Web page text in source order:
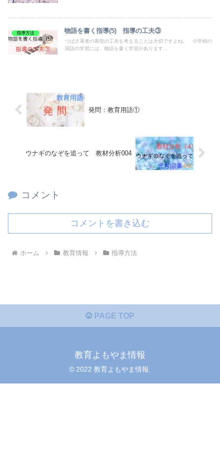
指導方法 物語を書く指導(5) 指導の工夫③
つばさ筆者の表現の工夫を考えることは大切ですよね。 小学校の
国語の学習には、物語を書く学習があります...
発問：教育用語①
ウナギのなぞを追って 教材分析004
コメント
コメントを書き込む
ホーム 教育情報 指導方法
PAGE TOP
教育よもやま情報
© 2022 教育よもやま情報.